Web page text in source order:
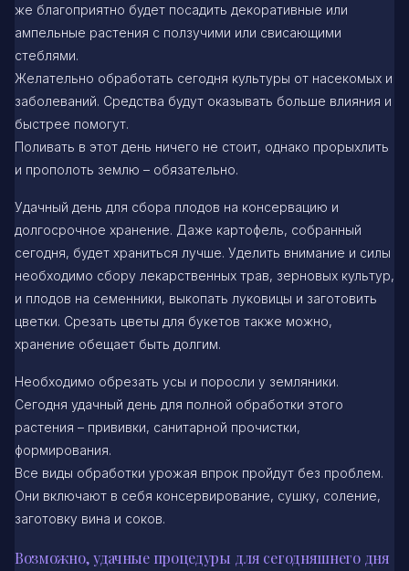
же благоприятно будет посадить декоративные или
ампельные растения с ползучими или свисающими
стеблями.
Желательно обработать сегодня культуры от насекомых и
заболеваний. Средства будут оказывать больше влияния и
быстрее помогут.
Поливать в этот день ничего не стоит, однако прорыхлить
и прополоть землю – обязательно.
Удачный день для сбора плодов на консервацию и
долгосрочное хранение. Даже картофель, собранный
сегодня, будет храниться лучше. Уделить внимание и силы
необходимо сбору лекарственных трав, зерновых культур,
и плодов на семенники, выкопать луковицы и заготовить
цветки. Срезать цветы для букетов также можно,
хранение обещает быть долгим.
Необходимо обрезать усы и поросли у земляники.
Сегодня удачный день для полной обработки этого
растения – прививки, санитарной прочистки,
формирования.
Все виды обработки урожая впрок пройдут без проблем.
Они включают в себя консервирование, сушку, соление,
заготовку вина и соков.
Возможно, удачные процедуры для сегодняшнего дня